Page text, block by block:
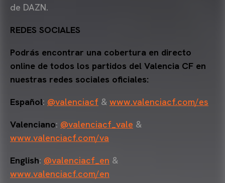
de DAZN.
REDES SOCIALES
Podrás encontrar una cobertura en directo
online de todos los partidos del Valencia CF en
nuestras redes sociales oficiales:
Español: @valenciacf & www.valenciacf.com/es
Valenciano: @valenciacf_vale &
www.valenciacf.com/va
English: @valenciacf_en &
www.valenciacf.com/en